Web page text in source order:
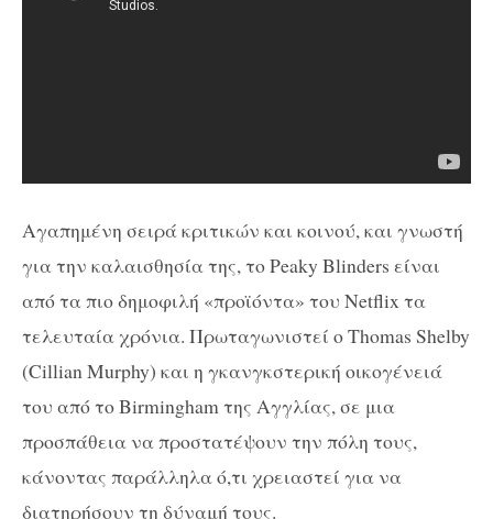
Αγαπημένη σειρά κριτικών και κοινού, και γνωστή
για την καλαισθησία της, το Peaky Βlinders είναι
από τα πιο δημοφιλή «προϊόντα» του Netflix τα
τελευταία χρόνια. Πρωταγωνιστεί ο Thomas Shelby
(Cillian Murphy) και η γκανγκστερική οικογένειά
του από το Birmingham της Αγγλίας, σε μια
προσπάθεια να προστατέψουν την πόλη τους,
κάνοντας παράλληλα ό,τι χρειαστεί για να
διατηρήσουν τη δύναμή τους.